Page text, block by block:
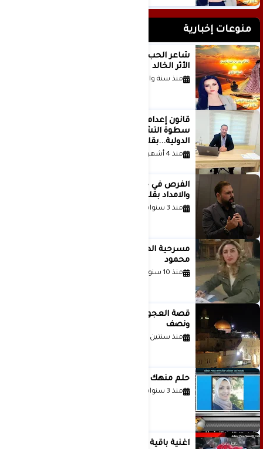
منوعات إخبارية
الأثر الخالد
منذ سنة واحدة
قانون إعدام الأسرى الفلسطينيين: بين
سطوة التشريع وانهيار منظومة العدالة
الدولية...بقلم الدكتور وسيم وني
منذ 4 أشهر
والامداد بقلم د. عبادة دعدوش
منذ 3 سنوات
مسرحية الهمزة للمبدعة الاستاذة غادة
محمود
منذ 10 سنوات
قصة العجول الحمراء والانتظار عاما
ونصف
منذ سنتين
حلم منهك للشاعرة رانيا فخري موسى
منذ 3 سنوات
اغنية باقية ياغزة غناء الفنان حاتم نجيب